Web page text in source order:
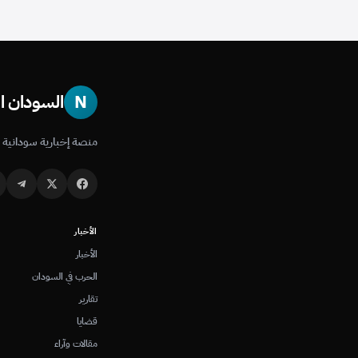
N السودان
منصة إخبارية
الأخبار
الأخبار
الحرب في السودان
تقارير
قضايا
مقالات وآراء